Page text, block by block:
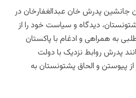
جانشین پدرش خان عبدالغفارخان در
دیدگاه و سیاست خود را از
به همراهی و ادغام با پاکستان
پدرش روابط نزدیک با دولت
پیوستن و الحاق پشتونستان به